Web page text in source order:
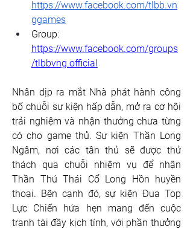
https://www.facebook.com/tlbb.vn
ggames
Group:
https://www.facebook.com/groups
/tlbbvng.official
Nhân dịp ra mắt Nhà phát hành công
bố chuỗi sự kiện hấp dẫn, mở ra cơ hội
trải nghiệm và nhận thưởng chưa từng
có cho game thủ. Sự kiện Thần Long
Ngâm, nơi các tân thủ sẽ được thử
thách qua chuỗi nhiệm vụ để nhận
Thần Thú Thái Cổ Long Hồn huyền
thoại. Bên cạnh đó, sự kiện Đua Top
Lực Chiến hứa hẹn mang đến cuộc
tranh tài đầy kịch tính, với phần thưởng